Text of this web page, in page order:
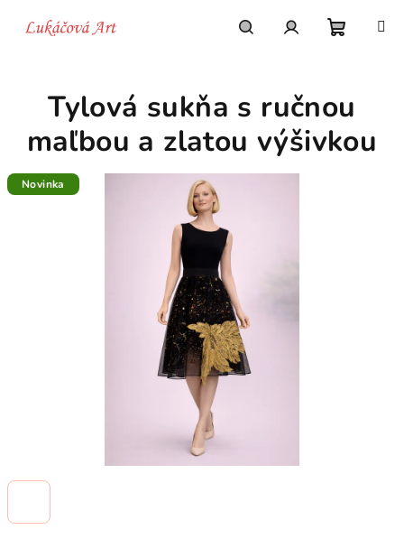
košík
Tylová sukňa s ručnou
maľbou a zlatou výšivkou
Novinka